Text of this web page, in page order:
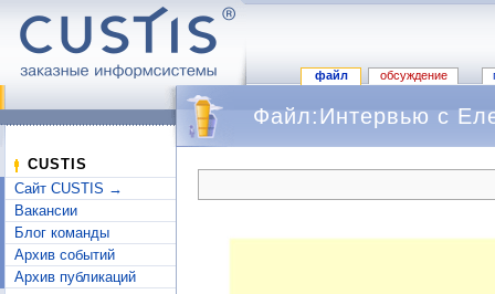
файл обсуждение
CUSTIS
Сайт CUSTIS →
Вакансии
Блог команды
Архив событий
Архив публикаций
Файл:Интервью с